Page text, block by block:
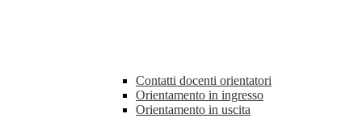
Contatti docenti orientatori
Orientamento in ingresso
Orientamento in uscita